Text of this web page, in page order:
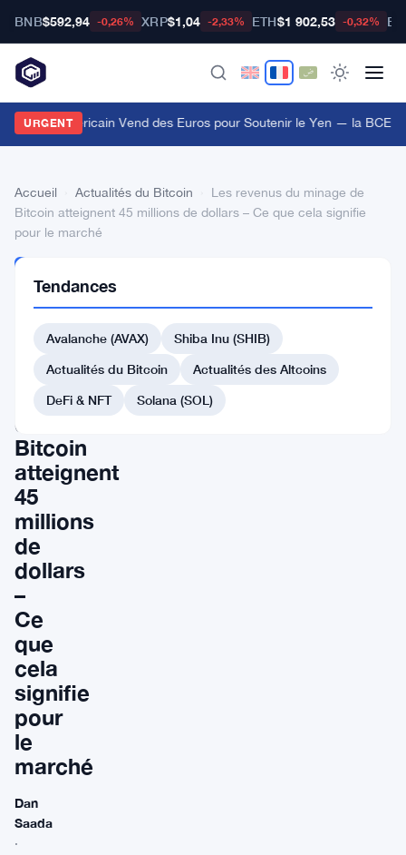
BNB$592,94 -0,26% XRP$1,04 -2,33% ETH$1 902,53 -0,32%
URGENT
Trésor Américain Vend des Euros pour Soutenir le Yen — la BCE
Accueil Actualités du Bitcoin
Les revenus du minage de
Bitcoin atteignent 45 millions de dollars – Ce que cela signifie
pour le marché
DU BITCOIN
revenus
minage
de
Bitcoin
atteignent
45
millions
de
dollars
–
Ce
que
cela
signifie
pour
le
marché
Dan
Saada
·
Tendances
Avalanche (AVAX)
Shiba Inu (SHIB)
Actualités du Bitcoin
Actualités des Altcoins
DeFi & NFT
Solana (SOL)